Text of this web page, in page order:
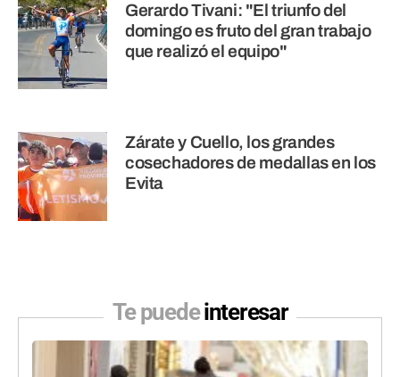
Gerardo Tivani: "El triunfo del
domingo es fruto del gran trabajo
que realizó el equipo"
Zárate y Cuello, los grandes
cosechadores de medallas en los
Evita
Te puedeinteresar